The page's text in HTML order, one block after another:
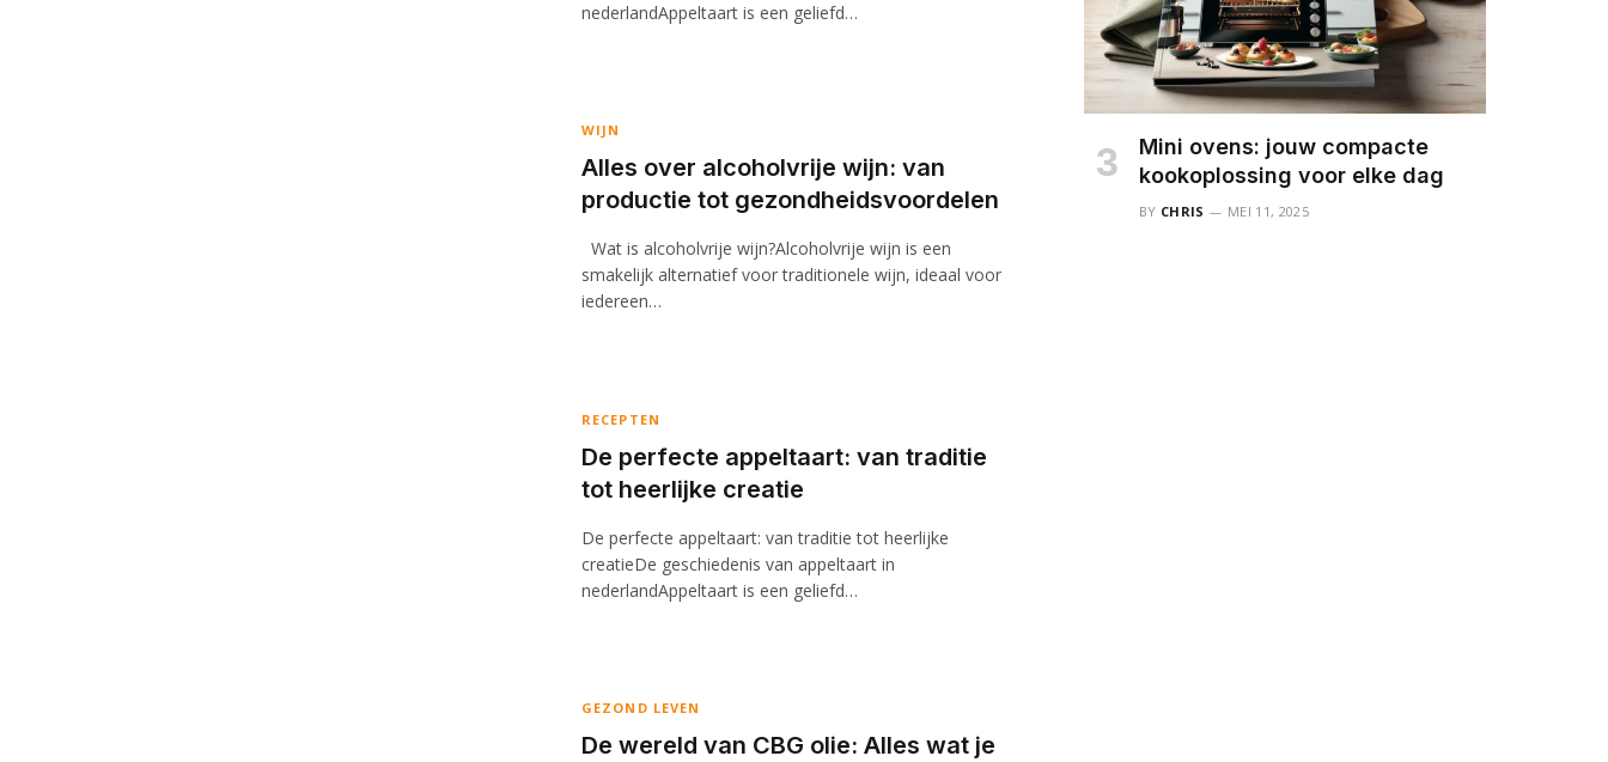
nederlandAppeltaart is een geliefd…
WIJN
Alles over alcoholvrije wijn: van
productie tot gezondheidsvoordelen
Wat is alcoholvrije wijn?Alcoholvrije wijn is een
smakelijk alternatief voor traditionele wijn, ideaal voor
iedereen…
RECEPTEN
De perfecte appeltaart: van traditie
tot heerlijke creatie
De perfecte appeltaart: van traditie tot heerlijke
creatieDe geschiedenis van appeltaart in
nederlandAppeltaart is een geliefd…
GEZOND LEVEN
De wereld van CBG olie: Alles wat je
Mini ovens: jouw compacte
kookoplossing voor elke dag
BY CHRIS MEI 11, 2025